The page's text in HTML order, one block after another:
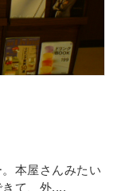
本屋さんみたい
て、外....